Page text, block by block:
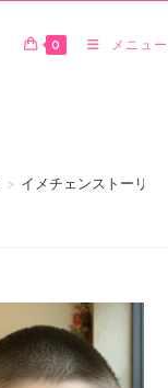
0 メニュー
> イメチェンストーリ